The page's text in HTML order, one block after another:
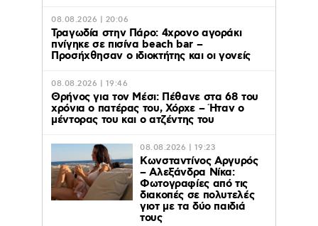
08.08.2026 | 20:06
Τραγωδία στην Πάρο: 4χρονο αγοράκι
πνίγηκε σε πισίνα beach bar –
Προσήχθησαν ο ιδιοκτήτης και οι γονείς
08.08.2026 | 19:46
Θρήνος για τον Μέσι: Πέθανε στα 68 του
χρόνια ο πατέρας του, Χόρχε – Ήταν ο
μέντορας του και ο ατζέντης του
08.08.2026 | 19:23
Κωνσταντίνος Αργυρός
– Αλεξάνδρα Νίκα:
Φωτογραφίες από τις
διακοπές σε πολυτελές
γιοτ με τα δύο παιδιά
τους